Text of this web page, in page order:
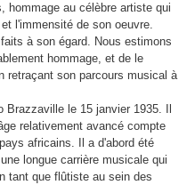
hommage au célèbre artiste qui
l'immensité de son oeuvre.
à son égard. Nous estimons
hommage, et de le
retraçant son parcours musical à
le 15 janvier 1935. Il
relativement avancé compte
africains. Il a d'abord été
longue carrière musicale qui
tant que flûtiste au sein des